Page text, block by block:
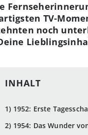
1) 1952: Erste
2) 1954: Das Wunder
TV-
noch